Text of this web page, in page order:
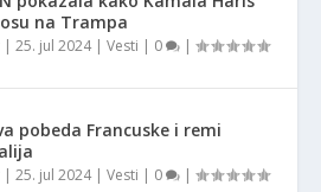
na Trampa
|25. jul 2024|Vesti | 0 |
pobeda Francuske i remi
|25. jul 2024|Vesti | 0 |